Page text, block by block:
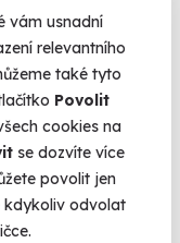
vám usnadní
relevantního
také tyto
Povolit
cookies na
se dozvíte více
povolit jen
kdykoliv odvolat